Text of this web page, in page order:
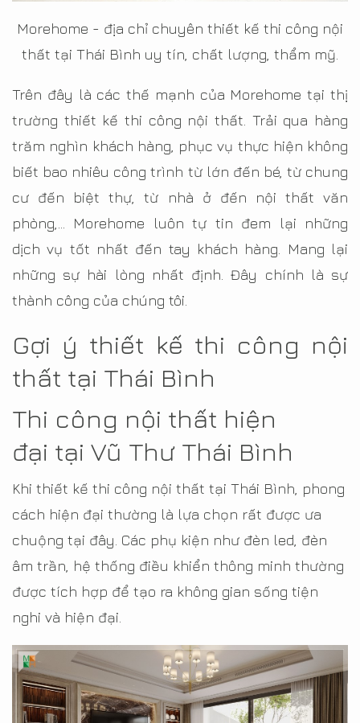
Morehome - địa chỉ chuyên thiết kế thi công nội
thất tại Thái Bình uy tín, chất lượng, thẩm mỹ.
Trên đây là các thế mạnh của Morehome tại thị
trường thiết kế thi công nội thất. Trải qua hàng
trăm nghìn khách hàng, phục vụ thực hiện không
biết bao nhiêu công trình từ lớn đến bé, từ chung
cư đến biệt thự, từ nhà ở đến nội thất văn
phòng,… Morehome luôn tự tin đem lại những
dịch vụ tốt nhất đến tay khách hàng. Mang lại
những sự hài lòng nhất định. Đây chính là sự
thành công của chúng tôi.
Gợi ý thiết kế thi công nội
thất tại Thái Bình
Thi công nội thất hiện
đại tại Vũ Thư Thái Bình
Khi thiết kế thi công nội thất tại Thái Bình, phong
cách hiện đại thường là lựa chọn rất được ưa
chuộng tại đây. Các phụ kiện như đèn led, đèn
âm trần, hệ thống điều khiển thông minh thường
được tích hợp để tạo ra không gian sống tiện
nghi và hiện đại.